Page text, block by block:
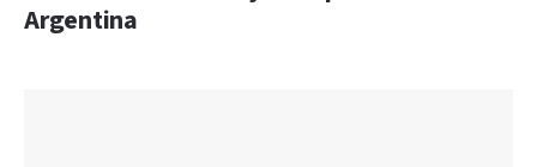
Argentina